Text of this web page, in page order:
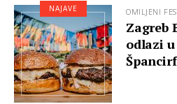
OMILJENI
Zagreb
odlazi
NAJAVE